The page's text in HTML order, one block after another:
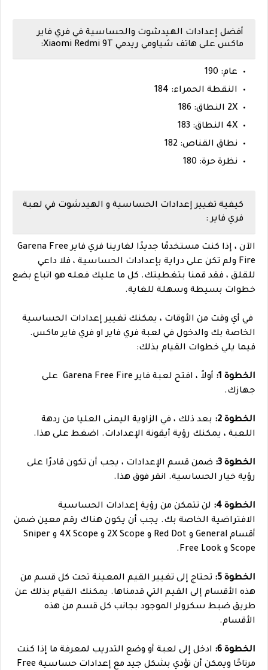
أفضل إعدادات الهيدشوت والحساسية في فري فاير
ماكس على هاتف شياومي ريدمي Xiaomi Redmi 9T:
عام: 190
النقطة الحمراء: 184
2X النطاق: 186
4X النطاق: 183
نطاق القناص: 182
نظرة حرة: 180
كيفية تغيير إعدادات الحساسية و الهيدشوت في لعبة
فري فاير :
الآن ، إذا كنت مستخدمًا جديدًا لغارينا فري فاير Garena Free
Fire ولم تكن على دراية بإعدادات الحساسية ، فلا داعي
للقلق ، فقد قمنا بتغطيتك. كل ما عليك فعله هو اتباع بضع
خطوات بسيطة وسهلة للغاية.
في أي وقت من الأوقات ، يمكنك تغيير إعدادات الحساسية
الخاصة بك والدخول في لعبة فري فاير او فري فاير ماكس.
فيما يلي خطوات القيام بذلك:
الخطوة 1:
أولاً ، افتح لعبة فاير Garena Free Fire على
جهازك.
الخطوة 2:
بعد ذلك ، في الزاوية اليمنى العليا من ردهة
اللعبة ، يمكنك رؤية أيقونة الإعدادات. اضغط على هذا.
الخطوة 3:
ضمن قسم الإعدادات ، يجب أن تكون قادرًا على
رؤية خيار الحساسية. انقر فوق هذا.
الخطوة 4:
لن تتمكن من رؤية إعدادات الحساسية
الافتراضية الخاصة بك. يجب أن يكون هناك رقم معين ضمن
أقسام General و Red Dot و 2X Scope و 4X Scope و Sniper
Scope و Free Look.
الخطوة 5:
تحتاج إلى تغيير القيم المعينة تحت كل قسم من
هذه الأقسام إلى القيم التي قدمناها. يمكنك القيام بذلك عن
طريق ضبط سكرولر الموجود بجانب كل قسم من هذه
الأقسام.
الخطوة 6:
ادخل إلى لعبة أو وضع التدريب لمعرفة ما إذا كنت
مرتاحًا ويمكن أن تؤدي بشكل جيد مع إعدادات حساسية Free